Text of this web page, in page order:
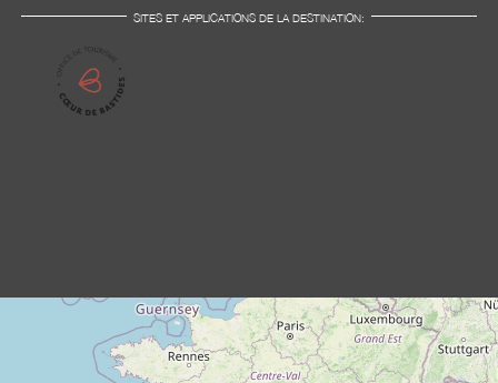
SITES ET APPLICATIONS DE LA DESTINATION: